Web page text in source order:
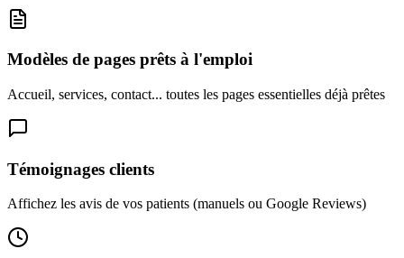
Modèles de pages prêts à l'emploi
Accueil, services, contact... toutes les pages essentielles déjà prêtes
Témoignages clients
Affichez les avis de vos patients (manuels ou Google Reviews)